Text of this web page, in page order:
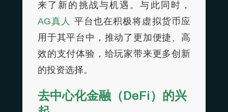
来了新的挑战与机遇。与此同时，
AG真人 平台也在积极将虚拟货币应
用于其平台中，推动了更加便捷、高
效的支付体验，给玩家带来更多创新
的投资选择。
去中心化金融（DeFi）的兴